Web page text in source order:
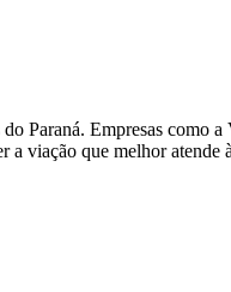
Paraná. Empresas
viação que melhor atende